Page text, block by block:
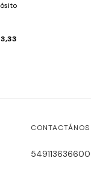
CONTACTÁNOS